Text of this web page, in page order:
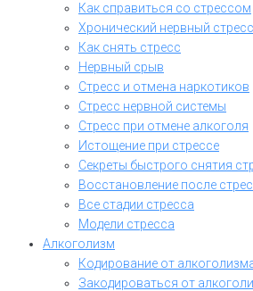
Как справиться со стрессом
Хронический нервный стресс
Как снять стресс
Нервный срыв
Стресс и отмена наркотиков
Стресс нервной системы
Стресс при отмене алкоголя
Истощение при стрессе
Секреты быстрого снятия
Восстановление после
Все стадии стресса
Модели стресса
Алкоголизм
Кодирование от
Закодироваться от